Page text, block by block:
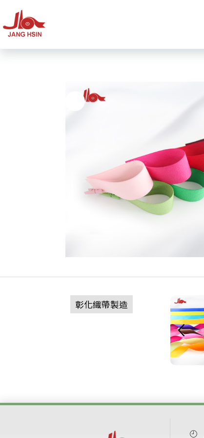
彰化織帶製造